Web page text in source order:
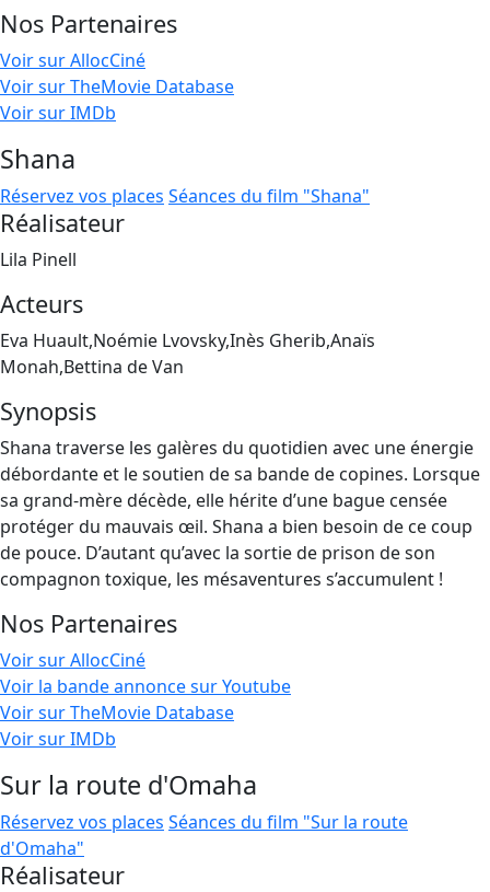
Nos Partenaires
Voir sur AllocCiné
Voir sur TheMovie Database
Voir sur IMDb
Shana
Réservez vos places Séances du film "Shana"
Réalisateur
Lila Pinell
Acteurs
Eva Huault,Noémie Lvovsky,Inès Gherib,Anaïs
Monah,Bettina de Van
Synopsis
Shana traverse les galères du quotidien avec une énergie
débordante et le soutien de sa bande de copines. Lorsque
sa grand-mère décède, elle hérite d’une bague censée
protéger du mauvais œil. Shana a bien besoin de ce coup
de pouce. D’autant qu’avec la sortie de prison de son
compagnon toxique, les mésaventures s’accumulent !
Nos Partenaires
Voir sur AllocCiné
Voir la bande annonce sur Youtube
Voir sur TheMovie Database
Voir sur IMDb
Sur la route d'Omaha
Réservez vos places Séances du film "Sur la route
d'Omaha"
Réalisateur